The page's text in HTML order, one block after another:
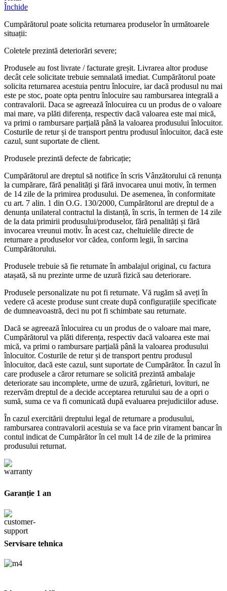
Închide
Cumpărătorul poate solicita returnarea produselor în următoarele
situații:
Coletele prezintă deteriorări severe;
Produsele au fost livrate / facturate greșit. Livrarea altor produse
decât cele solicitate trebuie semnalată imediat. Cumpărătorul poate
solicita returnarea acestuia pentru înlocuire, iar dacă produsul nu mai
este pe stoc, poate opta pentru înlocuire sau rambursarea integrală a
contravalorii. Daca se agreează înlocuirea cu un produs de o valoare
mai mare, va plăti diferența, respectiv dacă valoarea este mai mică,
va primi o rambursare parțială până la valoarea produsului înlocuitor.
Costurile de retur și de transport pentru produsul înlocuitor, dacă este
cazul, sunt suportate de client.
Produsele prezintă defecte de fabricație;
Cumpărătorul are dreptul să notifice în scris Vânzătorului că renunța
la cumpărare, fără penalități şi fără invocarea unui motiv, în termen
de 14 zile de la primirea produsului. De asemenea, în conformitate
cu art. 7 alin. 1 din O.G. 130/2000, Cumpărătorul are dreptul de a
denunța unilateral contractul la distanță, în scris, în termen de 14 zile
de la data primirii produsului/produselor, fără penalități și fără
invocarea vreunui motiv. În acest caz, cheltuielile directe de
returnare a produselor vor cădea, conform legii, în sarcina
Cumpărătorului.
Produsele trebuie să fie returnate în ambalajul original, cu factura
atașată, să nu prezinte urme de uzură fizică sau deteriorare.
Produsele personalizate nu pot fi returnate. Vă rugăm să aveți în
vedere că aceste produse sunt create după configurațiile specificate
de dumneavoastră, deci nu pot fi schimbate sau returnate.
Dacă se agreează înlocuirea cu un produs de o valoare mai mare,
Cumpărătorul va plăti diferența, respectiv dacă valoarea este mai
mică, va primi o rambursare parțială până la valoarea produsului
înlocuitor. Costurile de retur și de transport pentru produsul
înlocuitor, dacă este cazul, sunt suportate de Cumpărător. În cazul în
care produsele a căror returnare se solicită prezintă ambalaje
deteriorate sau incomplete, urme de uzură, zgârieturi, lovituri, ne
rezervăm dreptul de a decide acceptarea returului sau de a opri o
sumă, suma ce va fi comunicată după evaluarea prejudiciilor aduse.
În cazul exercitării dreptului legal de returnare a produsului,
rambursarea contravalorii acestuia se va face prin virament bancar în
contul indicat de Cumpărător în cel mult 14 de zile de la primirea
produsului returnat.
Garanție 1 an
Servisare tehnica